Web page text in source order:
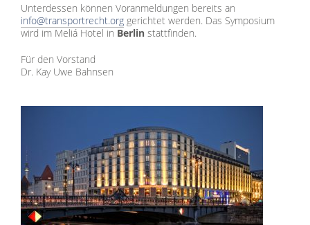
Unterdessen können Voranmeldungen bereits an
info@transportrecht.org gerichtet werden. Das Symposium
wird im Meliá Hotel in Berlin stattfinden.
Für den Vorstand
Dr. Kay Uwe Bahnsen